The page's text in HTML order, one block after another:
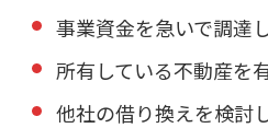
事業資金を急いで調達
所有している不動産を
他社の借り換えを検討